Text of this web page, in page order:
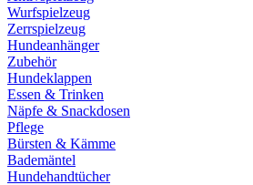
Wurfspielzeug
Zerrspielzeug
Hundeanhänger
Zubehör
Hundeklappen
Essen & Trinken
Näpfe & Snackdosen
Pflege
Bürsten & Kämme
Bademäntel
Hundehandtücher